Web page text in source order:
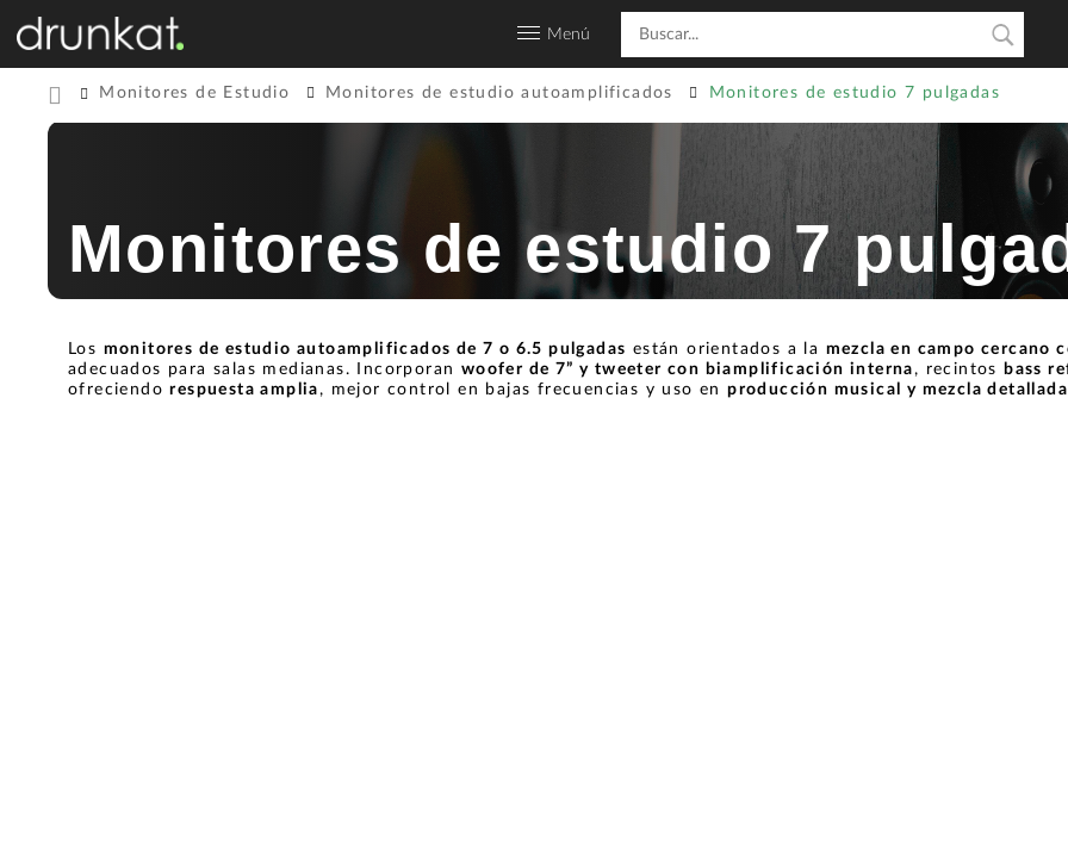
Menú
Monitores de Estudio Monitores de estudio autoamplificados Monitores de estudio 7 pulgadas
Monitores de estudio 7
Los monitores de estudio autoamplificados de 7 o 6.5 pulgadas están orientados a la mezcla en campo cercano
adecuados para salas medianas. Incorporan woofer de 7” y tweeter con biamplificación interna, recintos bass
ofreciendorespuesta amplia, mejor control en bajas frecuencias y uso enproducción musical y mezcla detallada